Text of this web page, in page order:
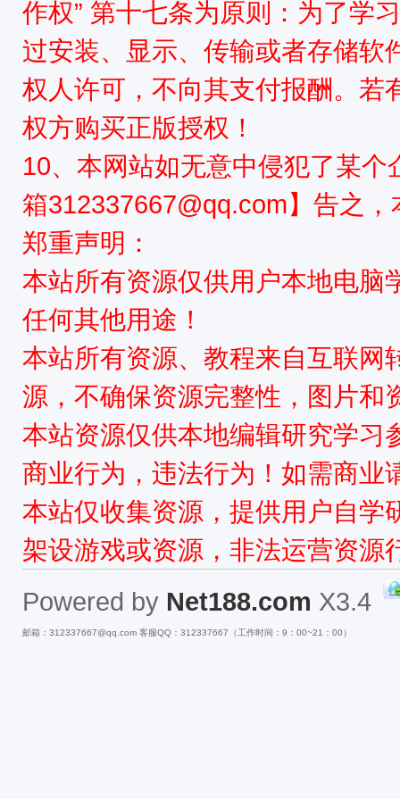
作权” 第十七条为原则：为了学
过安装、显示、传输或者存储软
权人许可，不向其支付报酬。若
权方购买正版授权！
10、本网站如无意中侵犯了某
箱312337667@qq.com】告之
郑重声明：
本站所有资源仅供用户本地电脑
任何其他用途！
本站所有资源、教程来自互联网
源，不确保资源完整性，图片和
本站资源仅供本地编辑研究学习
商业行为，违法行为！如需商业
本站仅收集资源，提供用户自学
架设游戏或资源，非法运营资源
Powered by Net188.com X3.4
邮箱：312337667@qq.com 客服QQ：312337667（工作时间：9：00~21：00）